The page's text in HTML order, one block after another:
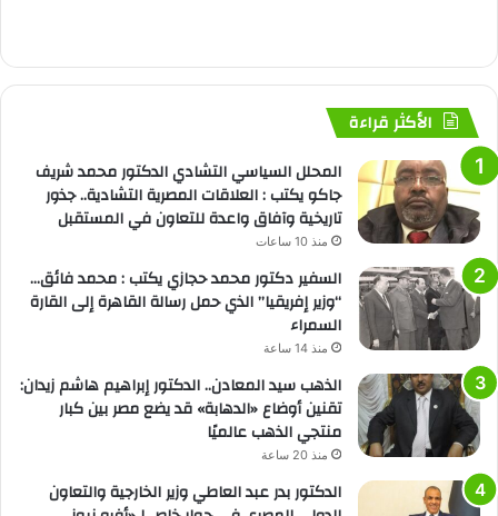
الأكثر قراءة
المحلل السياسي التشادي الدكتور محمد شريف
جاكو يكتب : العلاقات المصرية التشادية.. جذور
تاريخية وآفاق واعدة للتعاون في المستقبل
منذ 10 ساعات
السفير دكتور محمد حجازي يكتب : محمد فائق…
“وزير إفريقيا” الذي حمل رسالة القاهرة إلى القارة
السمراء
منذ 14 ساعة
الذهب سيد المعادن.. الدكتور إبراهيم هاشم زيدان:
تقنين أوضاع «الدهابة» قد يضع مصر بين كبار
منتجي الذهب عالميًا
منذ 20 ساعة
الدكتور بدر عبد العاطي وزير الخارجية والتعاون